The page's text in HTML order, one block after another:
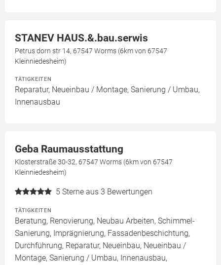
STANEV HAUS.&.bau.serwis
Petrus dorn str 14, 67547 Worms (6km von 67547
Kleinniedesheim)
TÄTIGKEITEN
Reparatur, Neueinbau / Montage, Sanierung / Umbau,
Innenausbau
Geba Raumausstattung
Klosterstraße 30-32, 67547 Worms (6km von 67547
Kleinniedesheim)
5 Sterne aus 3 Bewertungen
TÄTIGKEITEN
Beratung, Renovierung, Neubau Arbeiten, Schimmel-
Sanierung, Imprägnierung, Fassadenbeschichtung,
Durchführung, Reparatur, Neueinbau, Neueinbau /
Montage, Sanierung / Umbau, Innenausbau,